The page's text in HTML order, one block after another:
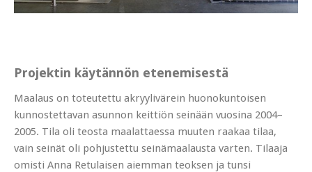
Projektin käytännön etenemisestä
Maalaus on toteutettu akryylivärein huonokuntoisen
kunnostettavan asunnon keittiön seinään vuosina 2004–
2005. Tila oli teosta maalattaessa muuten raakaa tilaa,
vain seinät oli pohjustettu seinämaalausta varten. Tilaaja
omisti Anna Retulaisen aiemman teoksen ja tunsi